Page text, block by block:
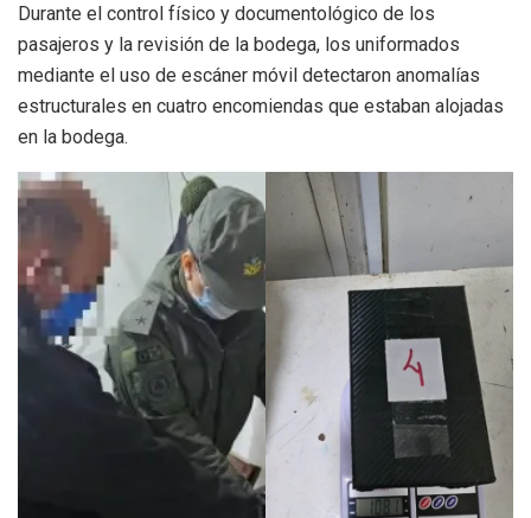
Durante el control físico y documentológico de los
pasajeros y la revisión de la bodega, los uniformados
mediante el uso de escáner móvil detectaron anomalías
estructurales en cuatro encomiendas que estaban alojadas
en la bodega.